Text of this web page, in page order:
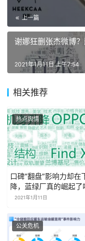
上一篇
谢娜狂删张杰微博？
2021年1月11日 上午7:54
相关推荐
热点舆情
口碑“翻盘”影响力却在
降，蓝绿厂真的崛起了
2021年1月11日
公关危机